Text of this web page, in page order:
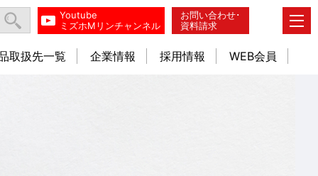
お問い合わせ･
資料請求
Youtube
ミズホMリンチャンネル
取扱先一覧 企業情報 採用情報 WEB会員